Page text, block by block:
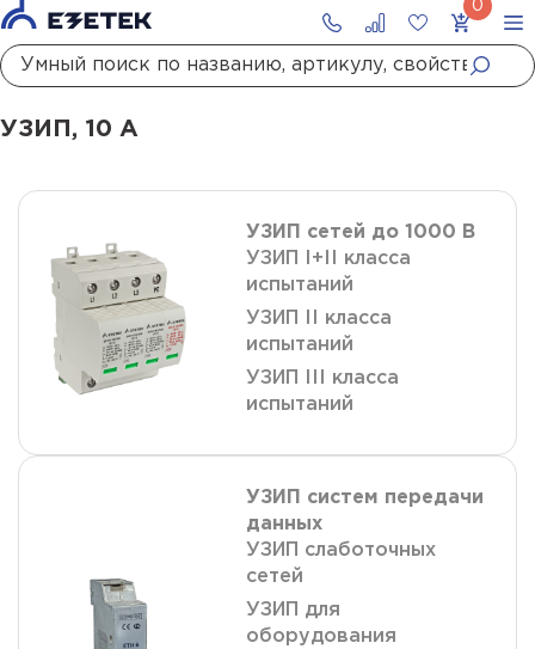
ГлавнаяКаталог УЗИПУЗИП, 10 а
УЗИП, 10 А
УЗИП сетей до 1000 В
УЗИП I+II класса
испытаний
УЗИП II класса
испытаний
УЗИП III класса
испытаний
УЗИП систем передачи
данных
УЗИП слаботочных
сетей
УЗИП для
оборудования